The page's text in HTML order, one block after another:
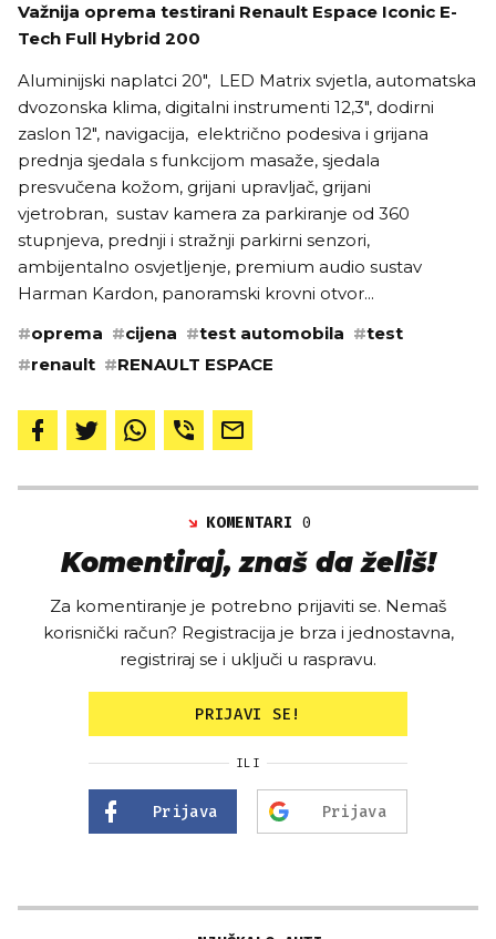
Važnija oprema testirani Renault Espace Iconic E-
Tech Full Hybrid 200
Aluminijski naplatci 20", LED Matrix svjetla, automatska
dvozonska klima, digitalni instrumenti 12,3", dodirni
zaslon 12", navigacija, električno podesiva i grijana
prednja sjedala s funkcijom masaže, sjedala
presvučena kožom, grijani upravljač, grijani
vjetrobran, sustav kamera za parkiranje od 360
stupnjeva, prednji i stražnji parkirni senzori,
ambijentalno osvjetljenje, premium audio sustav
Harman Kardon, panoramski krovni otvor...
#oprema #cijena #test automobila #test
#renault #RENAULT ESPACE
KOMENTARI0
Komentiraj, znaš da želiš!
Za komentiranje je potrebno prijaviti se. Nemaš
korisnički račun? Registracija je brza i jednostavna,
registriraj se i uključi u raspravu.
PRIJAVI SE!
ILI
Prijava Prijava